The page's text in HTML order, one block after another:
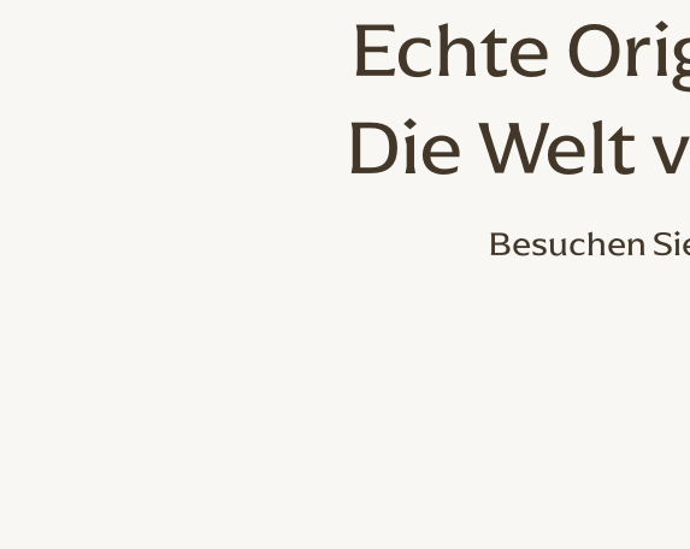
Echte
Die Welt
Besuchen